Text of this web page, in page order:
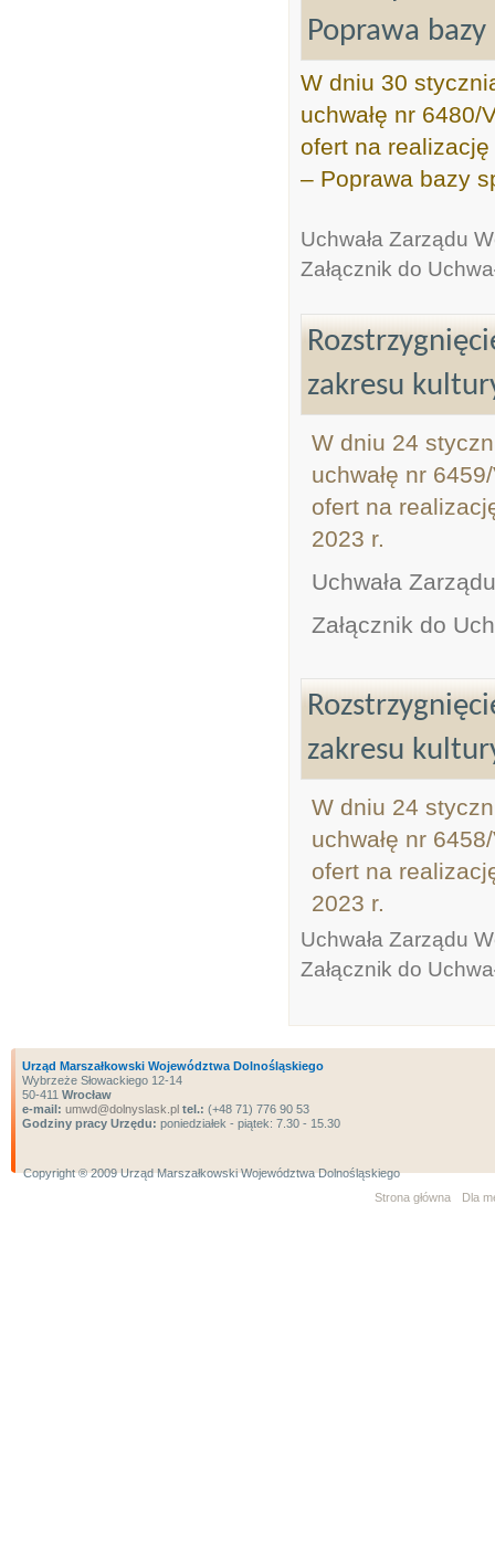
Poprawa
W dniu 30
uchwałę nr
ofert na
– Poprawa bazy
Uchwała Zarządu
Załącznik do
zakresu
W dniu 24
uchwałę nr
ofert na
2023 r.
Uchwała
Załącznik do
zakresu
W dniu 24
uchwałę nr
ofert na
2023 r.
Uchwała Zarządu
Załącznik do
Urząd Marszałkowski Województwa Dolnośląskiego
Wybrzeże Słowackiego 12-14
50-411 Wrocław
e-mail: umwd@dolnyslask.pl tel.: (+48 71) 776 90 53
Godziny pracy Urzędu: poniedziałek - piątek: 7.30 - 15.30
Copyright ® 2009 Urząd Marszałkowski Województwa Dolnośląskiego
Strona główna
Dla